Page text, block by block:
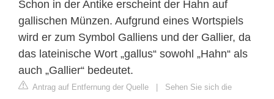
Schon in der Antike erscheint der Hahn auf
gallischen Münzen. Aufgrund eines Wortspiels
wird er zum Symbol Galliens und der Gallier, da
das lateinische Wort „gallus“ sowohl „Hahn“ als
auch „Gallier“ bedeutet.
Antrag auf Entfernung der Quelle | Sehen Sie sich die